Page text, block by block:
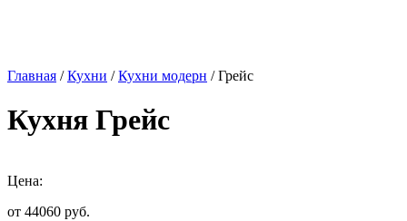
Главная /Кухни /Кухни модерн / Грейс
Кухня Грейс
Цена:
от 44060 руб.